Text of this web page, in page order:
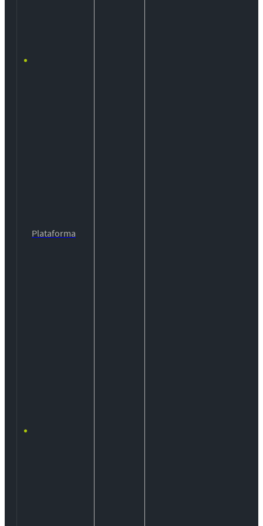
Plataforma